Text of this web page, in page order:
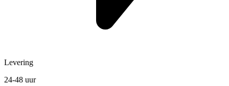
Levering
24-48 uur